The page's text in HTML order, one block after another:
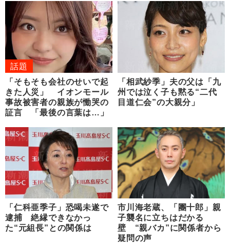
話題
「そもそも会社のせいで起
きた人災」 イオンモール
事故被害者の親族が慟哭の
証言 「最後の言葉は…」
「相武紗季」夫の父は「九
州では泣く子も黙る“二代
目道仁会”の大親分」
「仁科亜季子」恐喝未遂で
逮捕 絶縁できなかっ
た“元組長”との関係は
市川海老蔵、「團十郎」親
子襲名に立ちはだかる
壁 “親バカ”に関係者から
疑問の声